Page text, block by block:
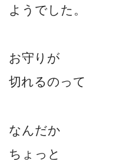
ようでした。
お守りが
切れるのって
なんだか
ちょっと